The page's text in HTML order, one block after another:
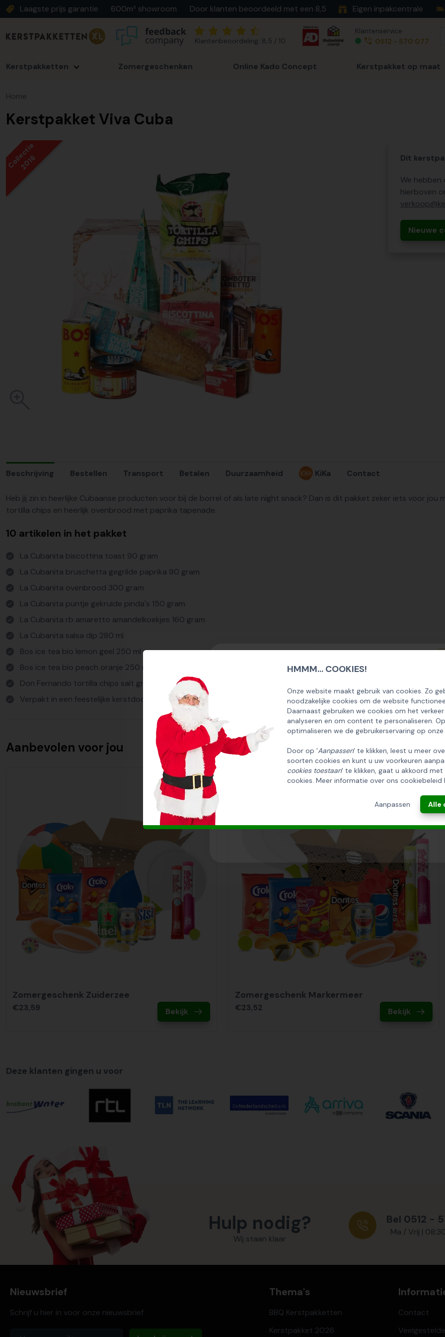
HMMM... COOKIES!
Onze website maakt gebruik van cookies. Zo
noodzakelijke cookies om de website
Daarnaast gebruiken we cookies om het
analyseren en om content te personaliseren.
optimaliseren we de gebruikerservaring op onze
Door op 'Aanpassen' te klikken, leest u meer
soorten cookies en kunt u uw voorkeuren
cookies toestaan' te klikken, gaat u akkoord
cookies. Meer informatie over ons cookiebeleid
Aanpassen Alle
Laagste prijs garantie 600m² showroom Door klanten beoordeeld met een 8,5 Eigen inpakcentrale
Klantenbeoordeling: 8,5 / 10
Klantenservice
0512 - 570 077
Kerstpakketten Zomergeschenken Online Kado Concept Kerstpakket op maat
Home
Kerstpakket Viva Cuba
Collectie
2016 Dit
We
hierboven
Nieuwe
Beschrijving Bestellen Transport Betalen Duurzaamheid KiKa Contact
Heb jij zin in heerlijke Cubaanse producten voor bij de borrel of als late night snack? Dan is dit pakket zeker iets voor
tortilla chips en heerlijk ovenbrood met paprika tapenade.
10 artikelen in het pakket
La Cubanita biscottina toast 90 gram
La Cubanita bruschetta gegrilde paprika 90 gram
La Cubanita ovenbrood 300 gram
La Cubanita puntje gekruide pinda's 150 gram
La Cubanita rb amaretto amandelkoekjes 160 gram
La Cubanita salsa dip 280 ml
Bos ice tea bio lemon geel 250 ml
Bos ice tea bio peach oranje 250 ml
Don Fernando tortilla chips salt groen 200 gram
Verpakt in een feestelijke kerstdoos
Aanbevolen voor jou
Zomergeschenk Zuiderzee
€23,59 Bekijk
Zomergeschenk Markermeer
€23,52 Bekijk
Deze klanten gingen u voor
Hulp nodig?
Wij staan klaar
Bel 0512 -
Ma / Vrij |
Nieuwsbrief
Schrijf u hier in voor onze nieuwsbrief
Thema's
BBQ Kerstpakketten
Kerstpakket 2026
Contact
EN ONTVANG 5% KORTING OP DE
HUISCOLLECTIE KERSTPAKKETTEN
Email
INSCHRIJVEN!